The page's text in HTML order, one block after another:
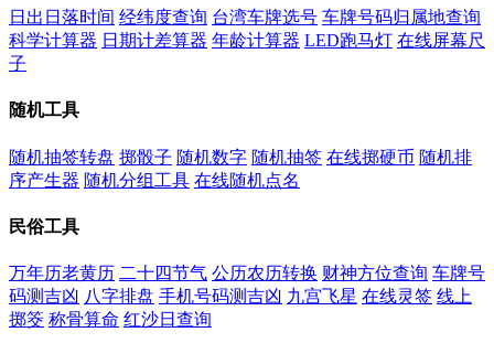
日出日落时间 经纬度查询 台湾车牌选号 车牌号码归属地查询
科学计算器 日期计差算器 年龄计算器 LED跑马灯 在线屏幕尺
子
随机工具
随机抽签转盘 掷骰子 随机数字 随机抽签 在线掷硬币 随机排
序产生器 随机分组工具 在线随机点名
民俗工具
万年历老黄历 二十四节气 公历农历转换 财神方位查询 车牌号
码测吉凶 八字排盘 手机号码测吉凶 九宫飞星 在线灵签 线上
掷筊 称骨算命 红沙日查询